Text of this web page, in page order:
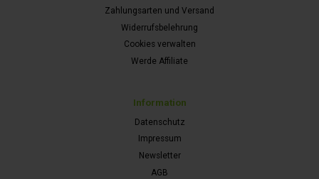
Zahlungsarten und Versand
Widerrufsbelehrung
Cookies verwalten
Werde Affiliate
Information
Datenschutz
Impressum
Newsletter
AGB